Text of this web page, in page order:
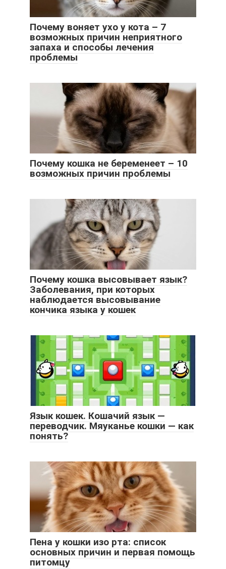
Почему воняет ухо у кота – 7
возможных причин неприятного
запаха и способы лечения
проблемы
Почему кошка не беременеет – 10
возможных причин проблемы
Почему кошка высовывает язык?
Заболевания, при которых
наблюдается высовывание
кончика языка у кошек
Язык кошек. Кошачий язык —
переводчик. Мяуканье кошки — как
понять?
Пена у кошки изо рта: список
основных причин и первая помощь
питомцу